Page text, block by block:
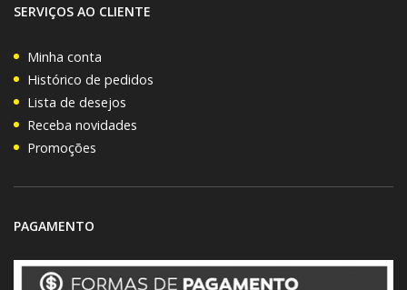
SERVIÇOS AO CLIENTE
Minha conta
Histórico de pedidos
Lista de desejos
Receba novidades
Promoções
PAGAMENTO